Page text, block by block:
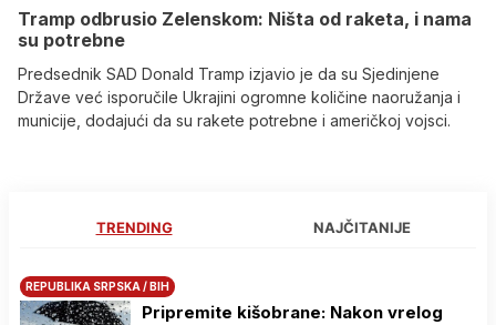
Tramp odbrusio Zelenskom: Ništa od raketa, i nama
su potrebne
Predsednik SAD Donald Tramp izjavio je da su Sjedinjene
Države već isporučile Ukrajini ogromne količine naoružanja i
municije, dodajući da su rakete potrebne i američkoj vojsci.
TRENDING NAJČITANIJE
REPUBLIKA SRPSKA / BIH
Pripremite kišobrane: Nakon vrelog